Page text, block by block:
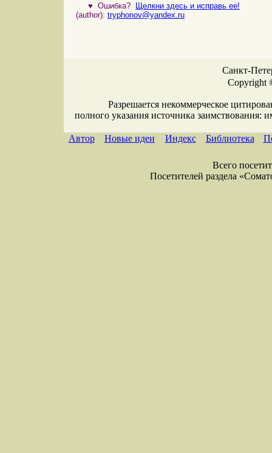
♥ Ошибка?
Щелкни здесь и исправь ее!
(author): tryphonov@yandex.ru
Санкт-
Copyright
Разрешается некоммерческое
полного указания источника заимствования:
Автор Новые идеи Индекс Библиотека
Всего
Посетителей раздела